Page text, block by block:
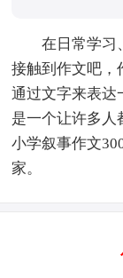
在日常学习
接触到作文吧，
通过文字来表达
是一个让许多人
小学叙事作文
家。